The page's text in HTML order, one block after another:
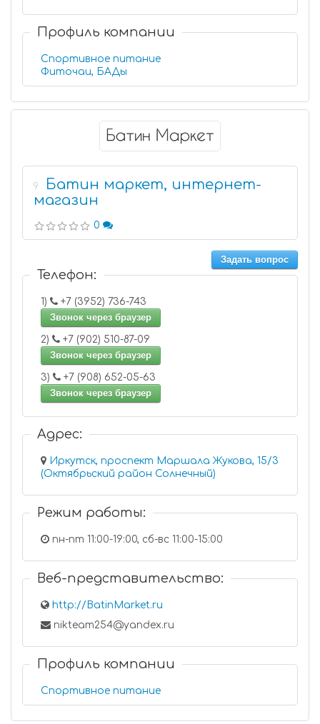
Профиль компании
Спортивное питание
Фиточаи, БАДы
9
Батин маркет, интернет-
магазин
0
Задать вопрос
Телефон:
1)
+7 (3952) 736-743
Звонок через браузер
2)
+7 (902) 510-87-09
Звонок через браузер
3)
+7 (908) 652-05-63
Звонок через браузер
Адрес:
Иркутск, проспект Маршала Жукова, 15/3
(Октябрьский район Солнечный)
Режим работы:
пн-пт 11:00-19:00, сб-вс 11:00-15:00
Веб-представительство:
http://BatinMarket.ru
nikteam254@yandex.ru
Профиль компании
Спортивное питание